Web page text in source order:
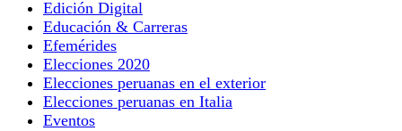
Edición Digital
Educación & Carreras
Efemérides
Elecciones 2020
Elecciones peruanas en el exterior
Elecciones peruanas en Italia
Eventos